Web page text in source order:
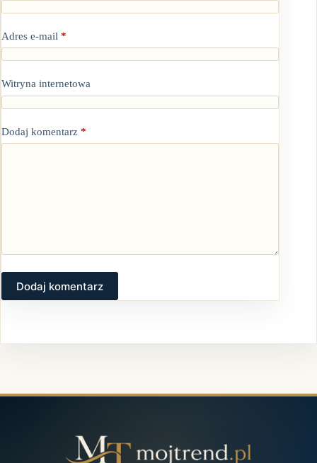
Adres e-mail *
Witryna internetowa
Dodaj komentarz *
Dodaj komentarz